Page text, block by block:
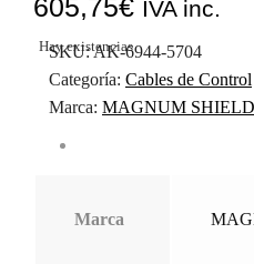
605,75€ IVA inc.
Hay existencias
SKU:AK-6944-5704
Categoría: Cables de Control
Marca: MAGNUM
Marca